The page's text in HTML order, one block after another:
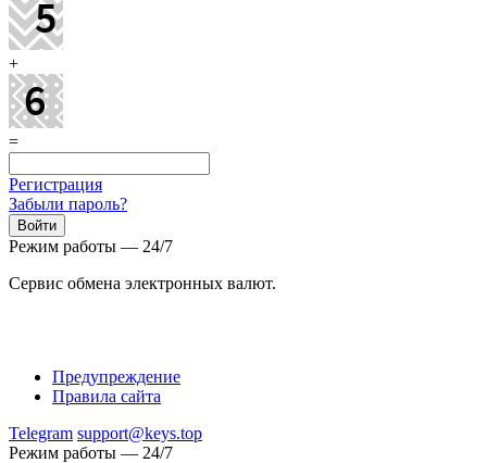
+
=
Регистрация
Забыли пароль?
Режим работы — 24/7
Сервис обмена электронных валют.
Предупреждение
Правила сайта
Telegram support@keys.top
Режим работы — 24/7